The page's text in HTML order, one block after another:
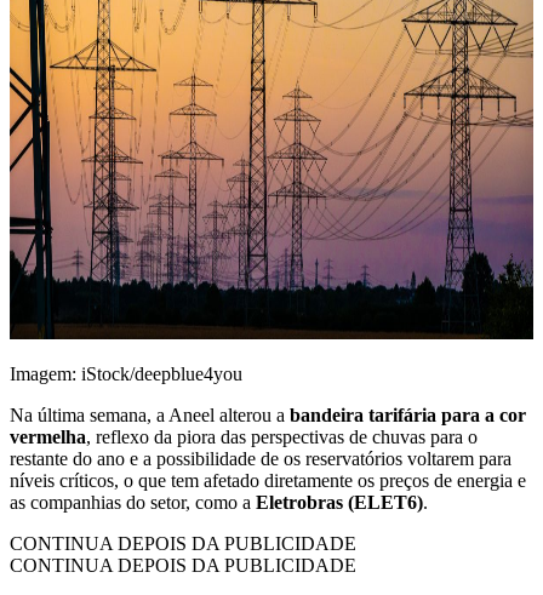
Imagem: iStock/deepblue4you
Na última semana, a Aneel alterou a bandeira tarifária para a cor
vermelha, reflexo da piora das perspectivas de chuvas para o
restante do ano e a possibilidade de os reservatórios voltarem para
níveis críticos, o que tem afetado diretamente os preços de energia e
as companhias do setor, como a Eletrobras (ELET6).
CONTINUA DEPOIS DA PUBLICIDADE
CONTINUA DEPOIS DA PUBLICIDADE